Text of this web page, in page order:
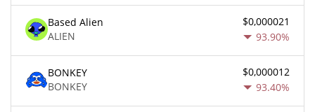
Based Alien
ALIEN
$0,000021
93.90%
BONKEY
BONKEY
$0,000012
93.40%